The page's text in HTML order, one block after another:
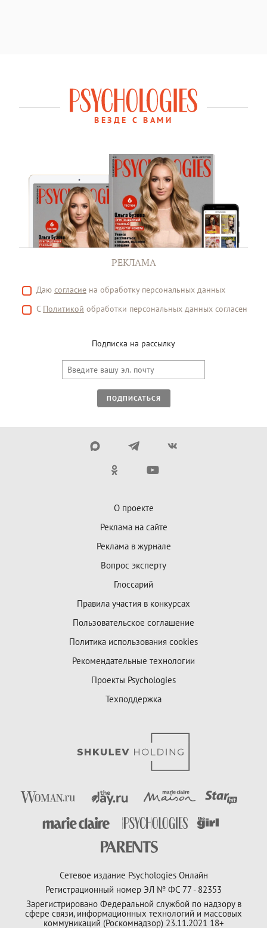
ВЕЗДЕ С ВАМИ
РЕКЛАМА
Даю согласие на обработку персональных данных
С Политикой обработки персональных данных согласен
Подписка на рассылку
ПОДПИСАТЬСЯ
О проекте
Реклама на сайте
Реклама в журнале
Вопрос эксперту
Глоссарий
Правила участия в конкурсах
Пользовательское соглашение
Политика использования cookies
Рекомендательные технологии
Проекты Psychologies
Техподдержка
Сетевое издание Psychologies Онлайн
Регистрационный номер ЭЛ № ФС 77 - 82353
Зарегистрировано Федеральной службой по надзору в
сфере связи, информационных технологий и массовых
коммуникаций (Роскомнадзор) 23.11.2021 18+